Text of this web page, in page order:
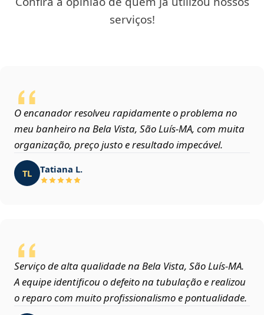
serviços!
O encanador resolveu rapidamente o problema no
meu banheiro na Bela Vista, São Luís‑MA, com muita
organização, preço justo e resultado impecável.
TL Tatiana L.
Serviço de alta qualidade na Bela Vista, São Luís‑MA.
A equipe identificou o defeito na tubulação e realizou
o reparo com muito profissionalismo e pontualidade.